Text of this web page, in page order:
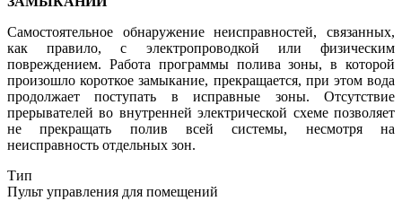
Самостоятельное обнаружение неисправностей, связанных,
как правило, с электропроводкой или физическим
повреждением. Работа программы полива зоны, в которой
произошло короткое замыкание, прекращается, при этом вода
продолжает поступать в исправные зоны. Отсутствие
прерывателей во внутренней электрической схеме позволяет
не прекращать полив всей системы, несмотря на
неисправность отдельных зон.
Тип
Пульт управления для помещений